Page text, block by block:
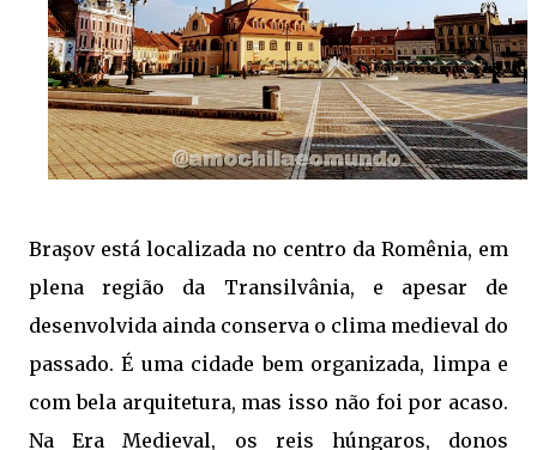
Braşov está localizada no centro da Romênia, em
plena região da Transilvânia, e apesar de
desenvolvida ainda conserva o clima medieval do
passado. É uma cidade bem organizada, limpa e
com bela arquitetura, mas isso não foi por acaso.
Na Era Medieval, os reis húngaros, donos